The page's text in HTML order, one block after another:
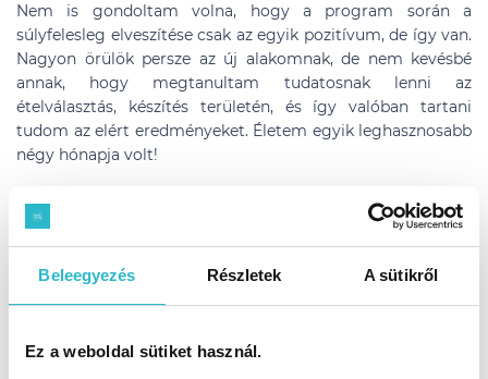
Beleegyezés Részletek A sütikről
Ez a weboldal sütiket használ.
Nem is gondoltam volna, hogy a program során a
súlyfelesleg elveszítése csak az egyik pozitívum, de így van.
Nagyon örülök persze az új alakomnak, de nem kevésbé
annak, hogy megtanultam tudatosnak lenni az
ételválasztás, készítés területén, és így valóban tartani
tudom az elért eredményeket. Életem egyik leghasznosabb
négy hónapja volt!
Viki összesen 11 kg-tól szabadult meg,
éééés a súlyát egy év múlva is tartja!
Nézd meg a képeken!